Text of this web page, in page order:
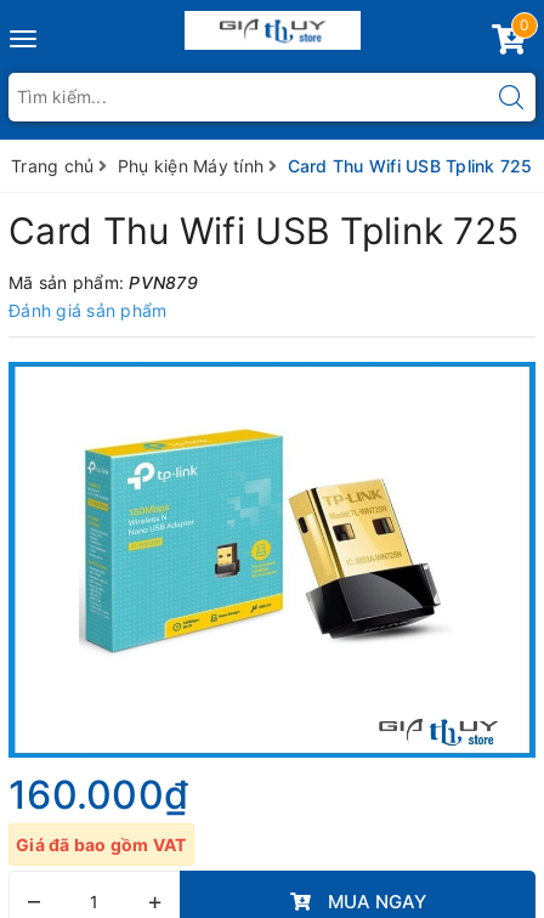
Toggle
0
Trang chủ Phụ kiện Máy tính Card Thu Wifi USB Tplink 725
Card Thu Wifi USB Tplink 725
Mã sản phẩm:PVN879
Đánh giá sản phẩm
160.000₫
Giá đã bao gồm VAT
– + MUA NGAY